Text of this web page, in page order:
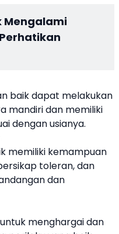
Mengalami
baik dapat melakukan
mandiri dan memiliki
dengan usianya.
memiliki kemampuan
toleran, dan
dan
menghargai dan